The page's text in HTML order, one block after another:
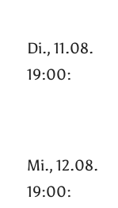
Di., 11.08.
19:00:
Mi., 12.08.
19:00: